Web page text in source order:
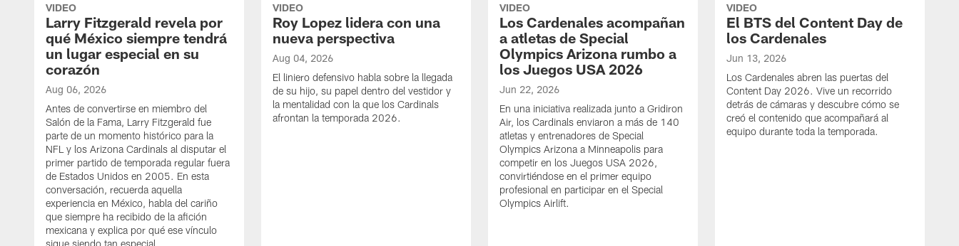
VIDEO
Larry Fitzgerald revela por
qué México siempre tendrá
un lugar especial en su
corazón
Aug 06, 2026
Antes de convertirse en miembro del
Salón de la Fama, Larry Fitzgerald fue
parte de un momento histórico para la
NFL y los Arizona Cardinals al disputar el
primer partido de temporada regular fuera
de Estados Unidos en 2005. En esta
conversación, recuerda aquella
experiencia en México, habla del cariño
que siempre ha recibido de la afición
mexicana y explica por qué ese vínculo
sigue siendo tan especial.
VIDEO
Roy Lopez lidera con una
nueva perspectiva
Aug 04, 2026
El liniero defensivo habla sobre la llegada
de su hijo, su papel dentro del vestidor y
la mentalidad con la que los Cardinals
afrontan la temporada 2026.
VIDEO
Los Cardenales acompañan
a atletas de Special
Olympics Arizona rumbo a
los Juegos USA 2026
Jun 22, 2026
En una iniciativa realizada junto a Gridiron
Air, los Cardinals enviaron a más de 140
atletas y entrenadores de Special
Olympics Arizona a Minneapolis para
competir en los Juegos USA 2026,
convirtiéndose en el primer equipo
profesional en participar en el Special
Olympics Airlift.
VIDEO
El BTS del Content Day de
los Cardenales
Jun 13, 2026
Los Cardenales abren las puertas del
Content Day 2026. Vive un recorrido
detrás de cámaras y descubre cómo se
creó el contenido que acompañará al
equipo durante toda la temporada.